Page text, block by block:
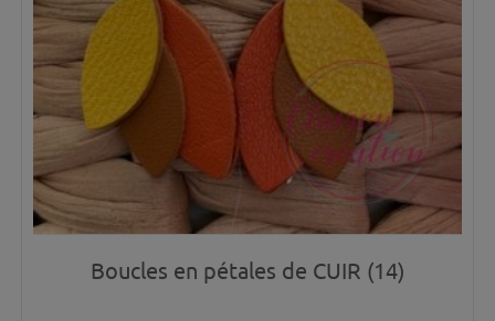
Boucles en pétales de CUIR (14)